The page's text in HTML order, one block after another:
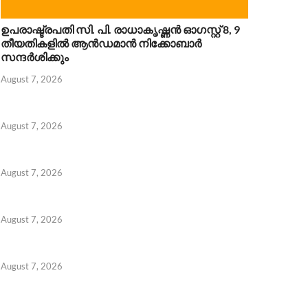
ഉപരാഷ്ട്രപതി സി. പി. രാധാകൃഷ്ണൻ ഓഗസ്റ്റ് 8, 9
തീയതികളിൽ ആൻഡമാൻ നിക്കോബാർ
സന്ദർശിക്കും
August 7, 2026
August 7, 2026
August 7, 2026
August 7, 2026
August 7, 2026